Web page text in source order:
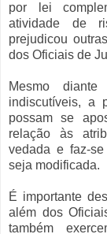
por lei
atividade de
prejudicou
dos Oficiais de
Mesmo
indiscutíveis, a
possam se
relação às
vedada e faz-
seja modificada.
É importante
além dos
também